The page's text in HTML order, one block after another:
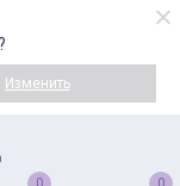
Изменить